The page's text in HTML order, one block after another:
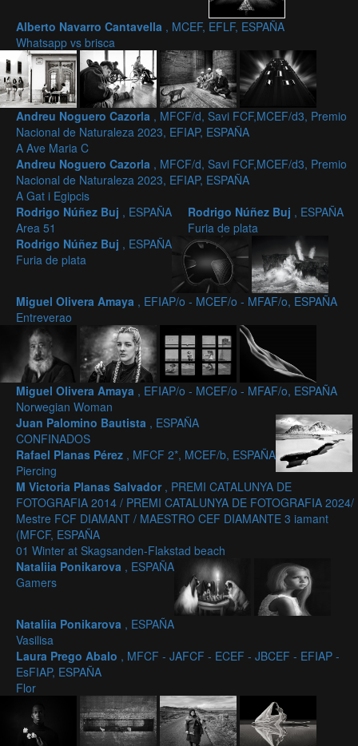
Alberto Navarro Cantavella , MCEF, EFLF, ESPAÑA
Whatsapp vs brisca
Andreu Noguero Cazorla , MFCF/d, Savi FCF,MCEF/d3, Premio
Nacional de Naturaleza 2023, EFIAP, ESPAÑA
A Ave Maria C
Andreu Noguero Cazorla , MFCF/d, Savi FCF,MCEF/d3, Premio
Nacional de Naturaleza 2023, EFIAP, ESPAÑA
A Gat i Egipcis
Rodrigo Núñez Buj , ESPAÑA
Area 51
Rodrigo Núñez Buj , ESPAÑA
Furia de plata
Rodrigo Núñez Buj , ESPAÑA
Furia de plata
Miguel Olivera Amaya , EFIAP/o - MCEF/o - MFAF/o, ESPAÑA
Entreverao
Miguel Olivera Amaya , EFIAP/o - MCEF/o - MFAF/o, ESPAÑA
Norwegian Woman
Juan Palomino Bautista , ESPAÑA
CONFINADOS
Rafael Planas Pérez , MFCF 2*, MCEF/b, ESPAÑA
Piercing
M Victoria Planas Salvador , PREMI CATALUNYA DE
FOTOGRAFIA 2014 / PREMI CATALUNYA DE FOTOGRAFIA 2024/
Mestre FCF DIAMANT / MAESTRO CEF DIAMANTE 3 iamant
(MFCF, ESPAÑA
01 Winter at Skagsanden-Flakstad beach
Nataliia Ponikarova , ESPAÑA
Gamers
Nataliia Ponikarova , ESPAÑA
Vasilisa
Laura Prego Abalo , MFCF - JAFCF - ECEF - JBCEF - EFIAP -
EsFIAP, ESPAÑA
Flor